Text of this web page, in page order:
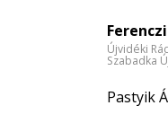
Újvidéki
Szabadka
Pastyik